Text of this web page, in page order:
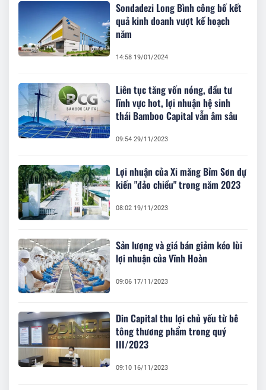
Sondadezi Long Bình công bố kết
quả kinh doanh vượt kế hoạch
năm
14:58 19/01/2024
Liên tục tăng vốn nóng, đầu tư
lĩnh vực hot, lợi nhuận hệ sinh
thái Bamboo Capital vẫn âm sâu
09:54 29/11/2023
Lợi nhuận của Xi măng Bỉm Sơn dự
kiến "đảo chiều" trong năm 2023
08:02 19/11/2023
Sản lượng và giá bán giảm kéo lùi
lợi nhuận của Vĩnh Hoàn
09:06 17/11/2023
Din Capital thu lợi chủ yếu từ bê
tông thương phẩm trong quý
III/2023
09:10 16/11/2023